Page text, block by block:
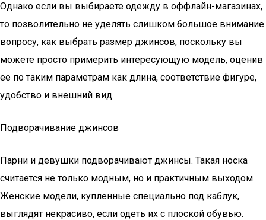
Однако если вы выбираете одежду в оффлайн-магазинах,
то позволительно не уделять слишком большое внимание
вопросу, как выбрать размер джинсов, поскольку вы
можете просто примерить интересующую модель, оценив
ее по таким параметрам как длина, соответствие фигуре,
удобство и внешний вид.
Подворачивание джинсов
Парни и девушки подворачивают джинсы. Такая носка
считается не только модным, но и практичным выходом.
Женские модели, купленные специально под каблук,
выглядят некрасиво, если одеть их с плоской обувью.